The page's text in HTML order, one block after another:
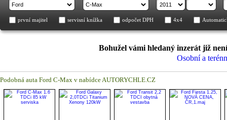
první majitel servisní knížka odpočet DPH 4x4
Bohužel vámi hledaný inzerát již
Osobní a
Podobná auta Ford C-Max v nabídce AUTORYCHLE.CZ